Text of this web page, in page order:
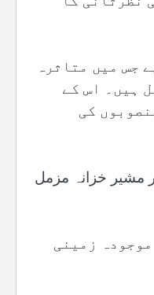
جس میں متاثرہ
ہیں۔ اس کے
کی
مشیر خزانہ مزمل
زمینی